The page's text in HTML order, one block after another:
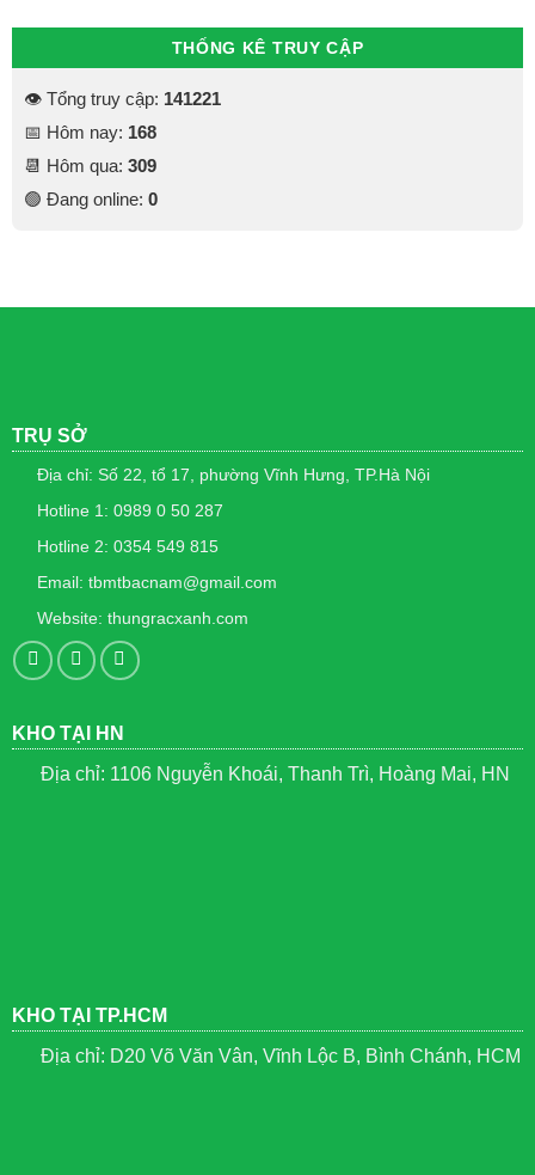
THỐNG KÊ TRUY CẬP
👁 Tổng truy cập: 141221
📅 Hôm nay: 168
📆 Hôm qua: 309
🟢 Đang online: 0
TRỤ SỞ
Địa chỉ: Số 22, tổ 17, phường Vĩnh Hưng, TP.Hà Nội
Hotline 1: 0989 0 50 287
Hotline 2: 0354 549 815
Email: tbmtbacnam@gmail.com
Website: thungracxanh.com
KHO TẠI HN
Địa chỉ: 1106 Nguyễn Khoái, Thanh Trì, Hoàng Mai, HN
KHO TẠI TP.HCM
Địa chỉ: D20 Võ Văn Vân, Vĩnh Lộc B, Bình Chánh, HCM